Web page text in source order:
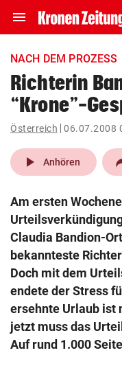
menu Navigation
ein-/ausklappen
account_circle Anmelden
pin_drop
Wien
search
Suchbegriff
eingeben
© Krone Multimedia
NACH DEM PROZESS
Richterin
“Krone”-
Österreich 06.07.2008
play_arrow Anhören
Am ersten
Claudia Bandion-
bekannteste
Doch mit dem
endete der Stress
ersehnte Urlaub ist
jetzt muss das
Auf rund 1.000